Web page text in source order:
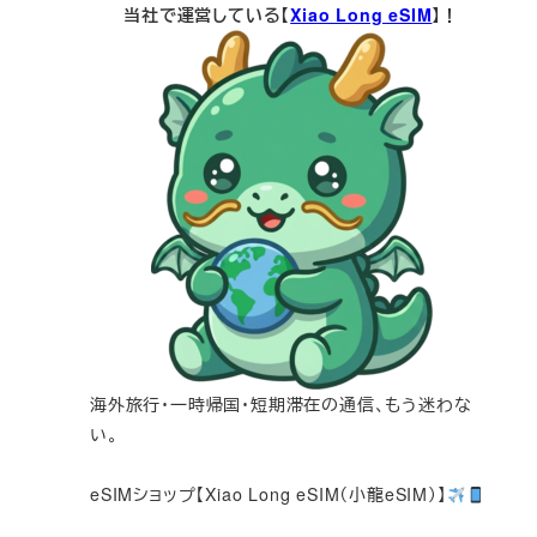
当社で運営している【Xiao Long eSIM】！
海外旅行・一時帰国・短期滞在の通信、もう迷わな
い。
eSIMショップ【Xiao Long eSIM（小龍eSIM）】